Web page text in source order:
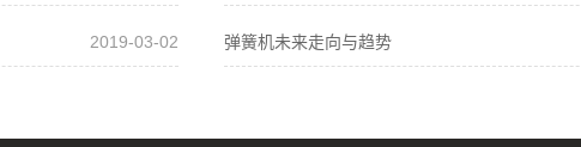
2019-03-02 弹簧机未来走向与趋势